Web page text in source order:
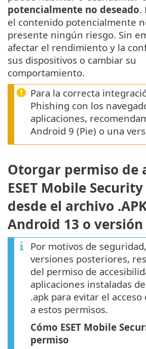
potencialmente no deseado.
el contenido potencialmente
presente ningún riesgo. Sin
afectar el rendimiento y la
sus dispositivos o cambiar su
comportamiento.
Para la correcta
Phishing con los
aplicaciones,
Android 9 (Pie) o una
Otorgar permiso de
ESET Mobile
desde el archivo
Android 13 o
Por motivos de
versiones posteriores,
del permiso de
aplicaciones instaladas
.apk para evitar el
a estos permisos.
Cómo ESET Mobile
permiso